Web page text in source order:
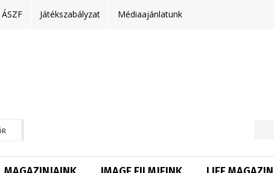
ÁSZF Játékszabályzat Médiaajánlatunk